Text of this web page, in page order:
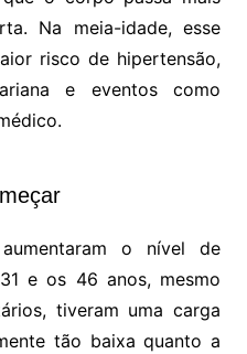
Na meia-idade, esse
risco de hipertensão,
e eventos como
o nível de
e os 46 anos, mesmo
tiveram uma carga
tão baixa quanto a